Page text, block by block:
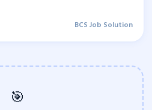
BCS Job Solution
🎯